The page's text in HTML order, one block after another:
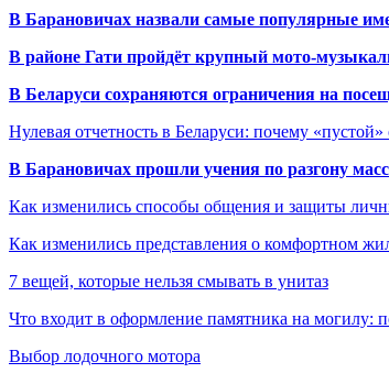
В Барановичах назвали самые популярные
В районе Гати пройдёт крупный мото-
В Беларуси сохраняются ограничения на
Нулевая отчетность в Беларуси: почему
В Барановичах прошли учения по разгону
Как изменились способы общения и защиты
Как изменились представления о комфортном
7 вещей, которые нельзя смывать в унитаз
Что входит в оформление памятника на могилу:
Выбор лодочного мотора